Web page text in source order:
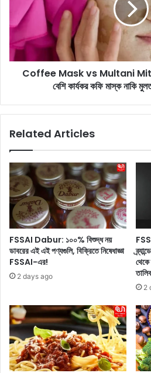
এ
বা
ন্ডা
র
?
দৌ
ড়ে
র
য়ে
ছে
দে
ব
-
জি
-
প্র
সে
ন
জি
ৎ
e
a
s
n
i
M
i
:
ন
র
ক
রা
র
জ
ন্য
Coffee Mask vs Multani Mitti:
বেশি কার্যকর কফি মাস্ক নাকি
Related Articles
FSSAI Dabur: ১০০% বিশুদ্ধ নয়
ডাবরের এই এই পণ্যগুলি, বিক্রিতে নিষেধাজ্ঞা
FSSAI-এর!
2 days ago
2